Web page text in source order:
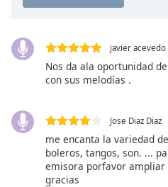
Chapters
Chapters
descriptions
selected
javier acevedo
Nos da ala oportunidad
con sus melodías .
Jose Diaz Diaz
me encanta la variedad
boleros, tangos, son. ...
emisora porfavor
gracias